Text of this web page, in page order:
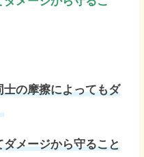
の摩擦によってもダ
メージから守ること